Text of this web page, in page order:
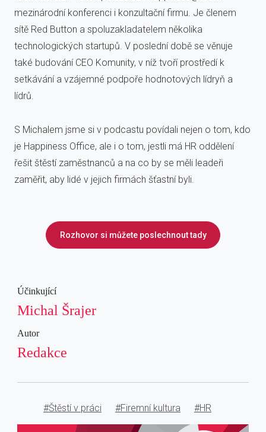
mezinárodní konferenci i konzultační firmu. Je členem
sítě Red Button a spoluzakladatelem několika
technologických startupů. V poslední době se věnuje
také budování CEO Komunity, v níž tvoří prostředí k
setkávání a vzájemné podpoře hodnotových lídryň a
lídrů.
S Michalem jsme si v podcastu povídali nejen o tom, kdo
je Happiness Office, ale i o tom, jestli má HR oddělení
řešit štěstí zaměstnanců a na co by se měli leadeři
zaměřit, aby lidé v jejich firmách šťastní byli.
Rozhovor si můžete poslechnout tady
Účinkující
Michal Šrajer
Autor
Redakce
#Štěstí v práci #Firemní kultura #HR